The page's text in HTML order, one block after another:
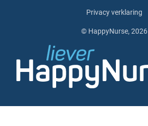
Privacy verklaring
© HappyNurse, 2026